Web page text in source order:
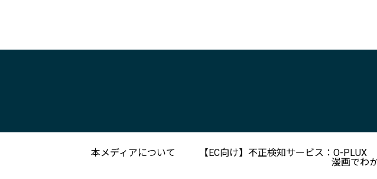
本メディアについて 【EC向け】不正検知サービス：O-PLUX
漫画でわ